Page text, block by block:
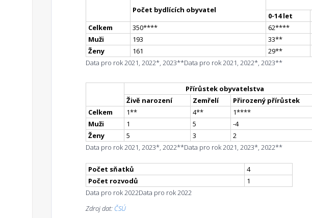
Počet bydlících obyvatel
0-14 let
Celkem
350**** 62****
Muži
193 33**
Ženy
161 29**
Data pro rok 2021, 2022*, 2023**Data pro rok 2021, 2022*, 2023**
Přírůstek obyvatelstva
Živě narození Zemřelí Přirozený přírůstek
Celkem
1** 4** 1****
Muži
1 5 -4
Ženy
5 3 2
Data pro rok 2021, 2023*, 2022**Data pro rok 2021, 2023*, 2022**
Počet sňatků
4
Počet rozvodů
1
Data pro rok 2022Data pro rok 2022
Zdroj dat: ČSÚ